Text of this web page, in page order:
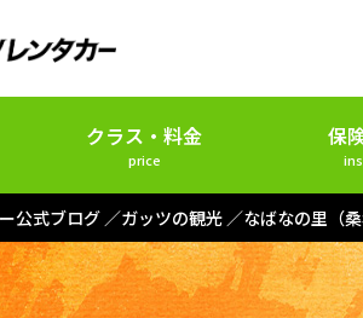
クラス・料金
price
保
公式ブログ ガッツの観光 なばなの里（